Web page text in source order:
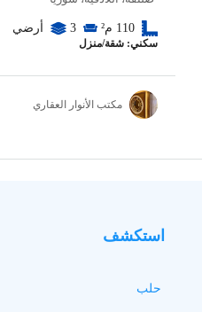
110 م² 3 أرضي
سكني: شقة/منزل
مكتب الأنوار العقاري
استكشف
حلب